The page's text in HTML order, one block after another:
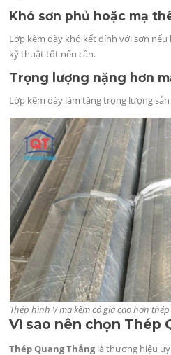
Khó sơn phủ hoặc mạ
Lớp kẽm dày khó kết dính với sơn
kỹ thuật tốt nếu cần.
Trọng lượng nặng hơn
Lớp kẽm dày làm tăng trọng lượng
Thép hình V mạ kẽm có giá cao hơn
Vì sao nên chọn Thép
Thép Quang Thắnglà thương hiệu